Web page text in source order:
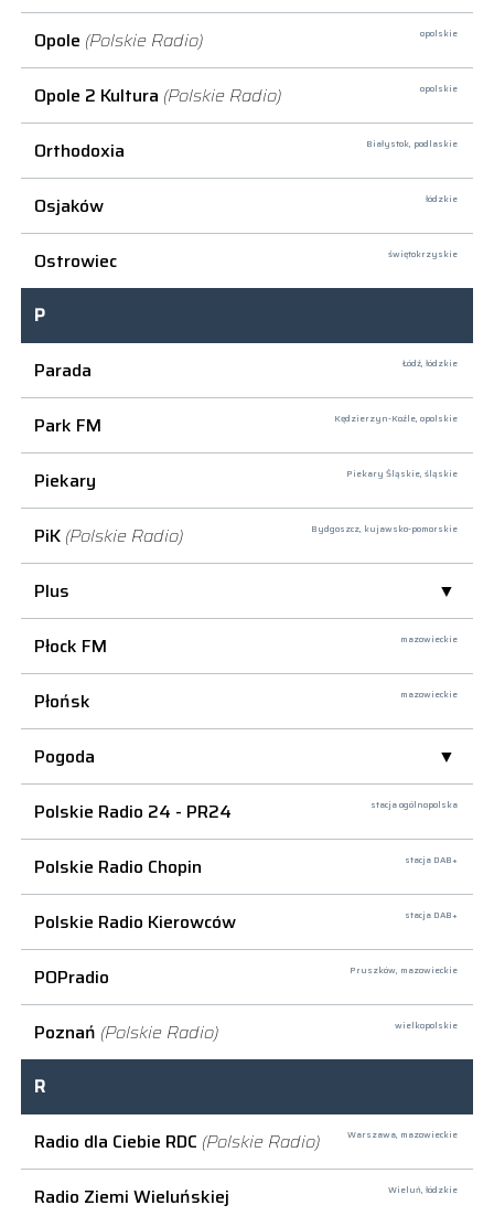
Opole (Polskie Radio) opolskie
Opole 2 Kultura (Polskie Radio) opolskie
Orthodoxia Białystok, podlaskie
Osjaków łódzkie
Ostrowiec świętokrzyskie
P
Parada
Łódź, łódzkie
Park FM Kędzierzyn-Koźle, opolskie
Piekary Piekary Śląskie, śląskie
PiK (Polskie Radio) Bydgoszcz, kujawsko-pomorskie
Plus
Płock FM
mazowieckie
Płońsk mazowieckie
Pogoda
Polskie Radio 24 - PR24
stacja ogólnopolska
Polskie Radio Chopin stacja DAB+
Polskie Radio Kierowców stacja DAB+
POPradio Pruszków, mazowieckie
Poznań (Polskie Radio) wielkopolskie
R
Radio dla Ciebie RDC (Polskie Radio) Warszawa, mazowieckie
Radio Ziemi Wieluńskiej Wieluń, łódzkie